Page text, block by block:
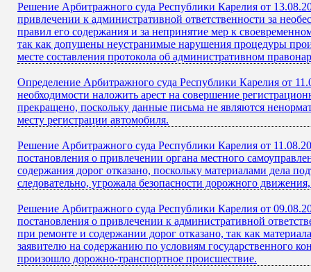
Решение Арбитражного суда Республики Карелия от
привлечении к административной ответственности за
правил его содержания и за непринятие мер к
так как допущены неустранимые нарушения процедуры
месте составления протокола об административном
Определение Арбитражного суда Республики Карелия от
необходимости наложить арест на совершение
прекращено, поскольку данные письма не являются
месту регистрации автомобиля.
Решение Арбитражного суда Республики Карелия от
постановления о привлечении органа местного
содержания дорог отказано, поскольку материалами дела
следовательно, угрожала безопасности дорожного
Решение Арбитражного суда Республики Карелия от
постановления о привлечении к административной
при ремонте и содержании дорог отказано, так как
заявителю на содержанию по условиям государственного
произошло дорожно-транспортное происшествие.